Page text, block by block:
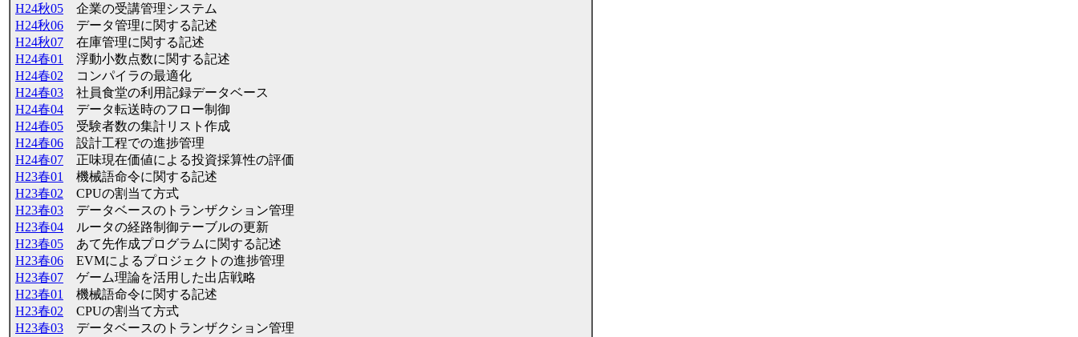
H24秋05 企業の受講管理システム
H24秋06 データ管理に関する記述
H24秋07 在庫管理に関する記述
H24春01
浮動小数点数に関する記述
H24春02 コンパイラの最適化
H24春03 社員食堂の利用記録データベース
H24春04 データ転送時のフロー制御
H24春05 受験者数の集計リスト作成
H24春06 設計工程での進捗管理
H24春07 正味現在価値による投資採算性の評価
H23春01
機械語命令に関する記述
H23春02 CPUの割当て方式
H23春03 データベースのトランザクション管理
H23春04 ルータの経路制御テーブルの更新
H23春05 あて先作成プログラムに関する記述
H23春06 EVMによるプロジェクトの進捗管理
H23春07 ゲーム理論を活用した出店戦略
H23春01
機械語命令に関する記述
H23春02 CPUの割当て方式
H23春03 データベースのトランザクション管理